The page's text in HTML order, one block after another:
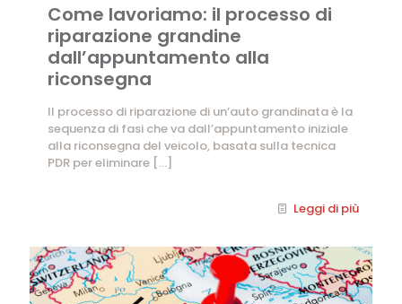
Come lavoriamo: il processo di
riparazione grandine
dall’appuntamento alla
riconsegna
Il processo di riparazione di un’auto grandinata è la
sequenza di fasi che va dall’appuntamento iniziale
alla riconsegna del veicolo, basata sulla tecnica
PDR per eliminare […]
Leggi di più